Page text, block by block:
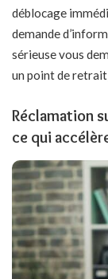
déblocage
demande
sérieuse vous
un point de
Réclamation
ce qui